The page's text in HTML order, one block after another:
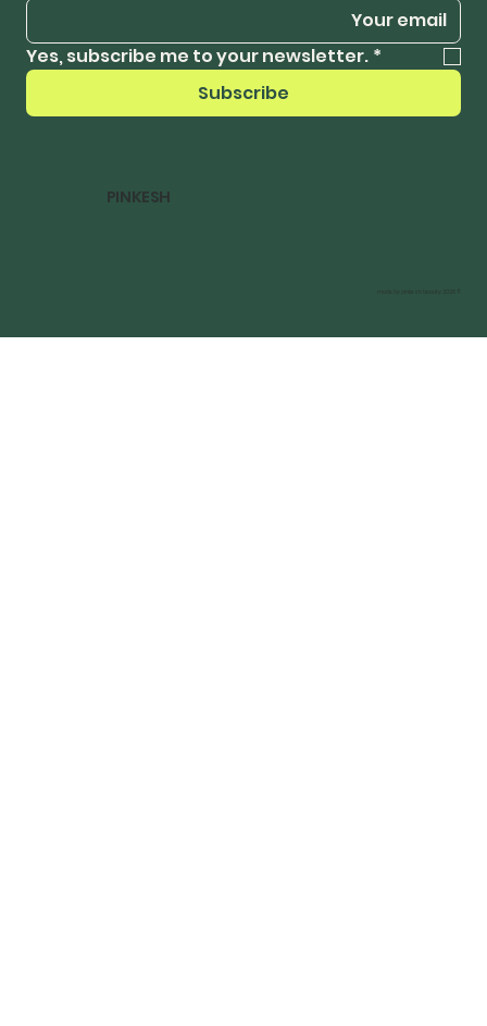
Yes, subscribe me to your newsletter. *
Subscribe
PINKESH